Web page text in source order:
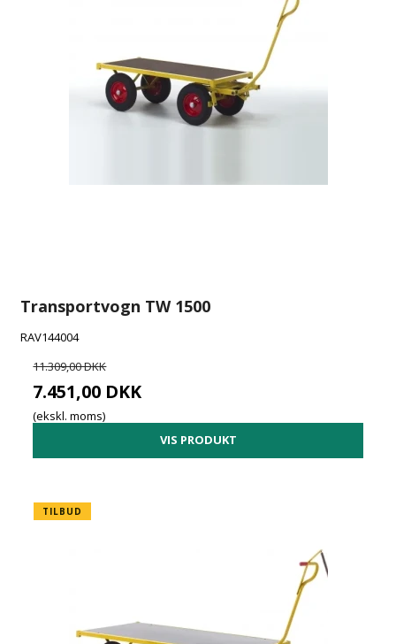
Transportvogn TW 1500
RAV144004
11.309,00 DKK
7.451,00 DKK
(ekskl. moms)
VIS PRODUKT
TILBUD